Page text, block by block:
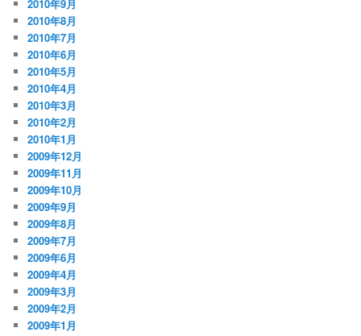
2010年9月
2010年8月
2010年7月
2010年6月
2010年5月
2010年4月
2010年3月
2010年2月
2010年1月
2009年12月
2009年11月
2009年10月
2009年9月
2009年8月
2009年7月
2009年6月
2009年4月
2009年3月
2009年2月
2009年1月